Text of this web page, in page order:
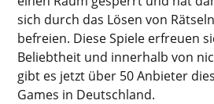
sich durch das Lösen von
befreien. Diese Spiele erfreuen
Beliebtheit und innerhalb von
gibt es jetzt über 50 Anbieter
Games in Deutschland.